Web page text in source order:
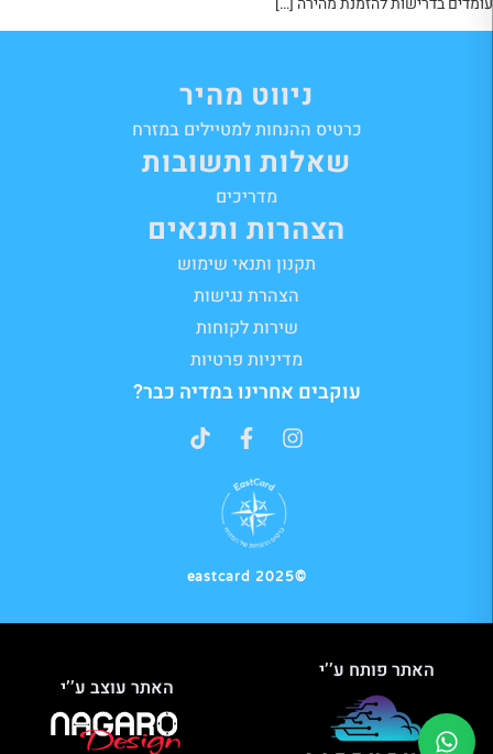
ניווט מהיר
כרטיס ההנחות למטיילים במזרח
שאלות ותשובות
מדריכים
הצהרות ותנאים
תקנון ותנאי שימוש
הצהרת נגישות
שירות לקוחות
מדיניות פרטיות
עוקבים אחרינו במדיה כבר?
©2025 eastcard
האתר פותח ע’’י
האתר עוצב ע’’י